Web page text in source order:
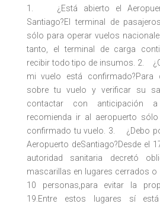
1. ¿Está abierto el
Santiago?El terminal de
sólo para operar vuelos
tanto, el terminal de carga
recibir todo tipo de insumos. 2.
mi vuelo está confirmado?Para
sobre tu vuelo y verificar su
contactar con anticipación
recomienda ir al aeropuerto
confirmado tu vuelo. 3. ¿Debo
Aeropuerto deSantiago?Desde el
autoridad sanitaria decretó
mascarillas en lugares cerrados
10 personas,para evitar la
19.Entre estos lugares sí